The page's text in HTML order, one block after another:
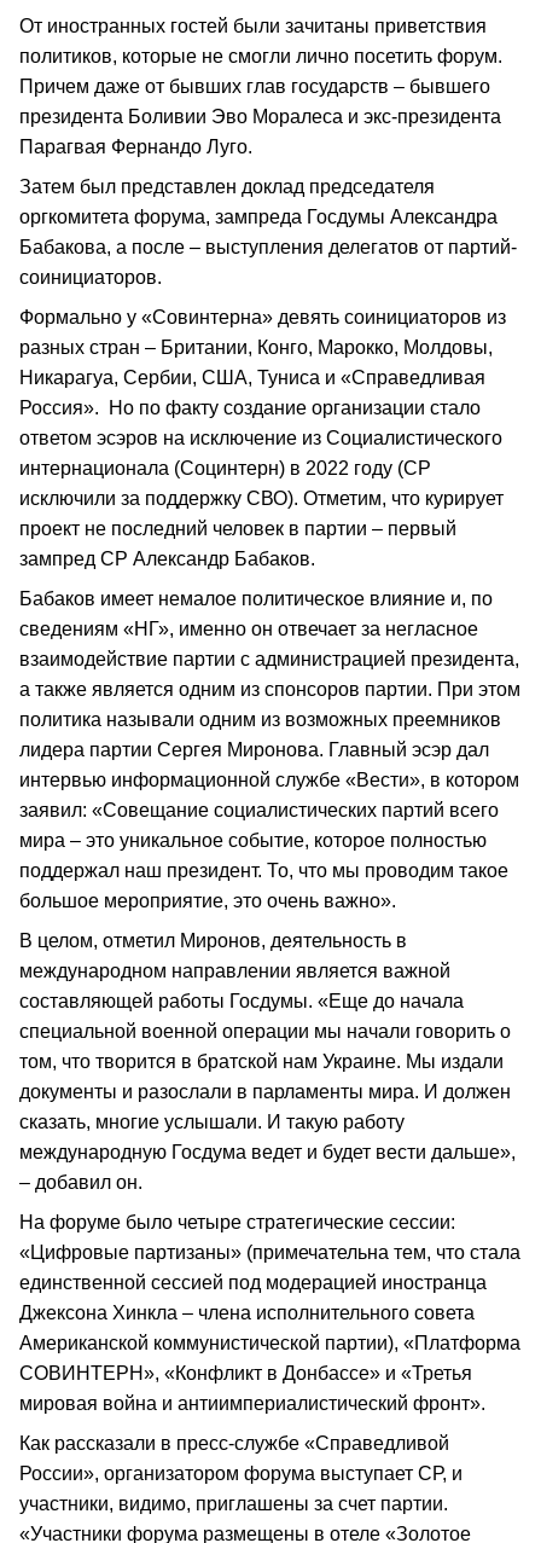
От иностранных гостей были зачитаны приветствия
политиков, которые не смогли лично посетить форум.
Причем даже от бывших глав государств – бывшего
президента Боливии Эво Моралеса и экс-президента
Парагвая Фернандо Луго.
Затем был представлен доклад председателя
оргкомитета форума, зампреда Госдумы Александра
Бабакова, а после – выступления делегатов от партий-
соинициаторов.
Формально у «Совинтерна» девять соинициаторов из
разных стран – Британии, Конго, Марокко, Молдовы,
Никарагуа, Сербии, США, Туниса и «Справедливая
Россия». Но по факту создание организации стало
ответом эсэров на исключение из Социалистического
интернационала (Социнтерн) в 2022 году (СР
исключили за поддержку СВО). Отметим, что курирует
проект не последний человек в партии – первый
зампред СР Александр Бабаков.
Бабаков имеет немалое политическое влияние и, по
сведениям «НГ», именно он отвечает за негласное
взаимодействие партии с администрацией президента,
а также является одним из спонсоров партии. При этом
политика называли одним из возможных преемников
лидера партии Сергея Миронова. Главный эсэр дал
интервью информационной службе «Вести», в котором
заявил: «Совещание социалистических партий всего
мира – это уникальное событие, которое полностью
поддержал наш президент. То, что мы проводим такое
большое мероприятие, это очень важно».
В целом, отметил Миронов, деятельность в
международном направлении является важной
составляющей работы Госдумы. «Еще до начала
специальной военной операции мы начали говорить о
том, что творится в братской нам Украине. Мы издали
документы и разослали в парламенты мира. И должен
сказать, многие услышали. И такую работу
международную Госдума ведет и будет вести дальше»,
– добавил он.
На форуме было четыре стратегические сессии:
«Цифровые партизаны» (примечательна тем, что стала
единственной сессией под модерацией иностранца
Джексона Хинкла – члена исполнительного совета
Американской коммунистической партии), «Платформа
СОВИНТЕРН», «Конфликт в Донбассе» и «Третья
мировая война и антиимпериалистический фронт».
Как рассказали в пресс-службе «Справедливой
России», организатором форума выступает СР, и
участники, видимо, приглашены за счет партии.
«Участники форума размещены в отеле «Золотое